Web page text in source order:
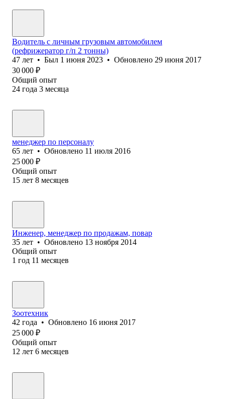
Водитель с личным грузовым автомобилем
(рефрижератор г/п 2 тонны)
47 лет • Был 1 июня 2023 • Обновлено 29 июня 2017
30 000 ₽
Общий опыт
24 года 3 месяца
менеджер по персоналу
65 лет • Обновлено 11 июля 2016
25 000 ₽
Общий опыт
15 лет 8 месяцев
Инженер, менеджер по продажам, повар
35 лет • Обновлено 13 ноября 2014
Общий опыт
1 год 11 месяцев
Зоотехник
42 года • Обновлено 16 июня 2017
25 000 ₽
Общий опыт
12 лет 6 месяцев